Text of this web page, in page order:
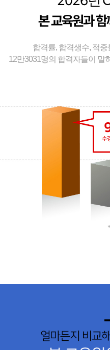
본 교육원과
합격률, 합격생수, 적
12만3031명의 합격자들이 말
*